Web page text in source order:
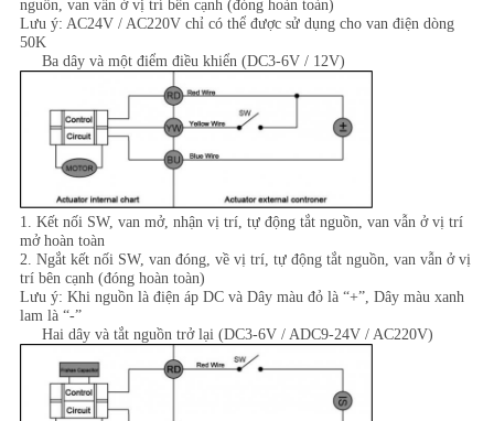
nguồn, van vẫn ở vị trí bên cạnh (đóng hoàn toàn)
Lưu ý: AC24V / AC220V chỉ có thể được sử dụng cho van điện dòng
50K
Ba dây và một điểm điều khiển (DC3-6V / 12V)
1. Kết nối SW, van mở, nhận vị trí, tự động tắt nguồn, van vẫn ở vị trí
mở hoàn toàn
2. Ngắt kết nối SW, van đóng, về vị trí, tự động tắt nguồn, van vẫn ở vị
trí bên cạnh (đóng hoàn toàn)
Lưu ý: Khi nguồn là điện áp DC và Dây màu đỏ là “+”, Dây màu xanh
lam là “-”
Hai dây và tắt nguồn trở lại (DC3-6V / ADC9-24V / AC220V)